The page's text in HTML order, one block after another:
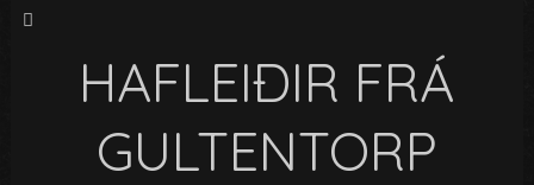
HAFLEIÐIR FRÁ
GULTENTORP